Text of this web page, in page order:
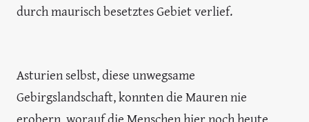
durch maurisch besetztes Gebiet verlief.
Asturien selbst, diese unwegsame
Gebirgslandschaft, konnten die Mauren nie